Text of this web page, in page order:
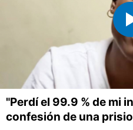
"Perdí el 99.9 % de mi
confesión de una